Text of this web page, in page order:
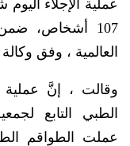
107 أشخاص،
العالمية ، وفق
وقالت ، إنَّ
الطبي التابع
عملت الطواقم